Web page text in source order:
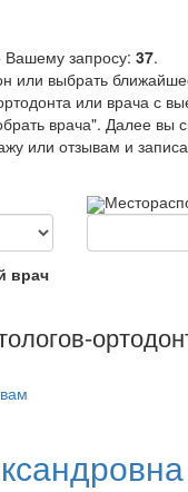
Вашему запросу: 37.
или выбрать
или врача с
врача". Далее вы
или отзывам и
врач